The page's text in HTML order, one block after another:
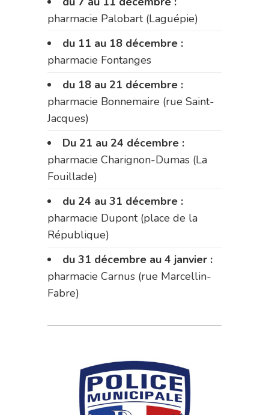
pharmacie Palobart (Laguépie)
du 11 au 18 décembre :
pharmacie Fontanges
du 18 au 21 décembre :
pharmacie Bonnemaire (rue Saint-
Jacques)
Du 21 au 24 décembre :
pharmacie Charignon-Dumas (La
Fouillade)
du 24 au 31 décembre :
pharmacie Dupont (place de la
République)
du 31 décembre au 4 janvier :
pharmacie Carnus (rue Marcellin-
Fabre)